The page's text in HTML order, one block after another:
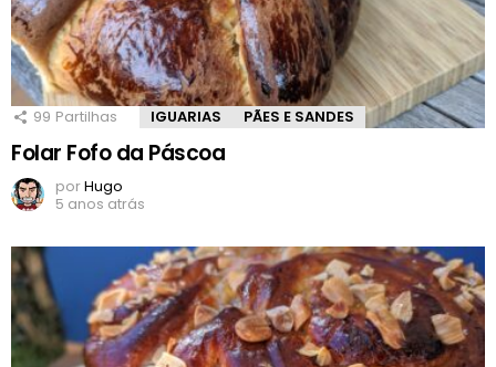
99 Partilhas IGUARIAS PÃES E SANDES
Folar Fofo da Páscoa
porHugo
5 anos atrás